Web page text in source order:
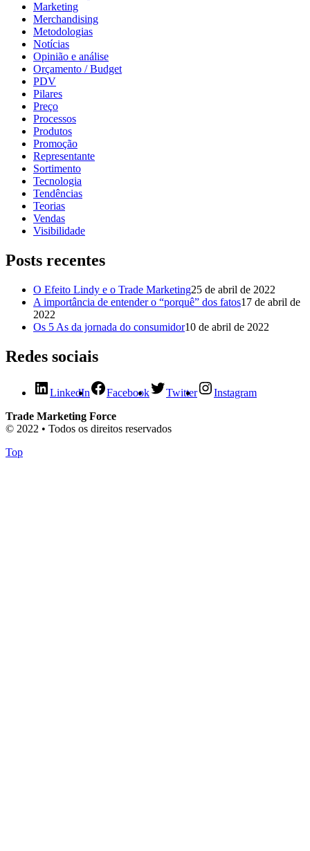
Marketing
Merchandising
Metodologias
Notícias
Opinião e análise
Orçamento / Budget
PDV
Pilares
Preço
Processos
Produtos
Promoção
Representante
Sortimento
Tecnologia
Tendências
Teorias
Vendas
Visibilidade
Posts recentes
O Efeito Lindy e o Trade Marketing25 de abril de 2022
A importância de entender o “porquê” dos fatos17 de abril de
2022
Os 5 As da jornada do consumidor10 de abril de 2022
Redes sociais
LinkedIn Facebook Twitter
Instagram
Trade Marketing Force
© 2022 • Todos os direitos reservados
Top